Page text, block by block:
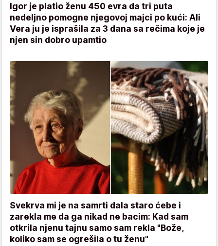
Igor je platio ženu 450 evra da tri puta
nedeljno pomogne njegovoj majci po kući: Ali
Vera ju je isprašila za 3 dana sa rečima koje je
njen sin dobro upamtio
Svekrva mi je na samrti dala staro ćebe i
zarekla me da ga nikad ne bacim: Kad sam
otkrila njenu tajnu samo sam rekla "Bože,
koliko sam se ogrešila o tu ženu"